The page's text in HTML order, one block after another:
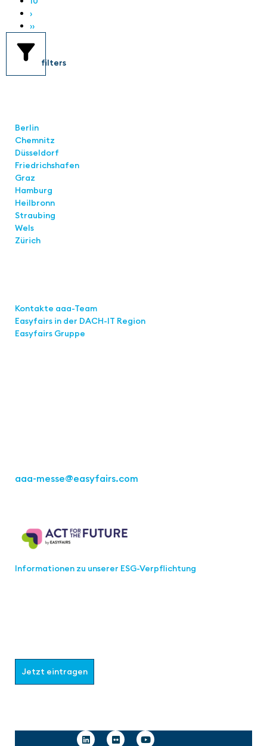
›
››
filters
Berlin
Chemnitz
Düsseldorf
Friedrichshafen
Graz
Hamburg
Heilbronn
Straubing
Wels
Zürich
Kontakte aaa-Team
Easyfairs in der DACH-IT Region
Easyfairs Gruppe
aaa-messe@easyfairs.com
Informationen zu unserer ESG-Verpflichtung
Jetzt eintragen